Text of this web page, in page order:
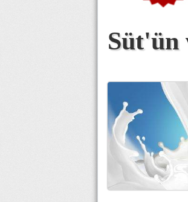
Süt'ün